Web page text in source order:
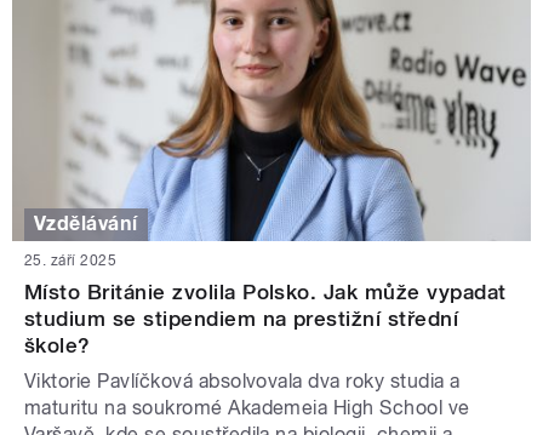
Vzdělávání
25. září 2025
Místo Británie zvolila Polsko. Jak může vypadat
studium se stipendiem na prestižní střední
škole?
Viktorie Pavlíčková absolvovala dva roky studia a
maturitu na soukromé Akademeia High School ve